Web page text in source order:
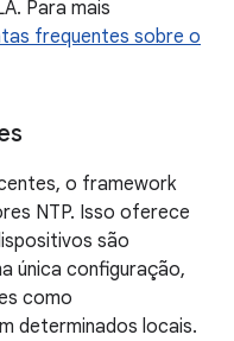
Para mais
frequentes sobre o
o framework
NTP. Isso oferece
são
única configuração,
como
determinados locais.